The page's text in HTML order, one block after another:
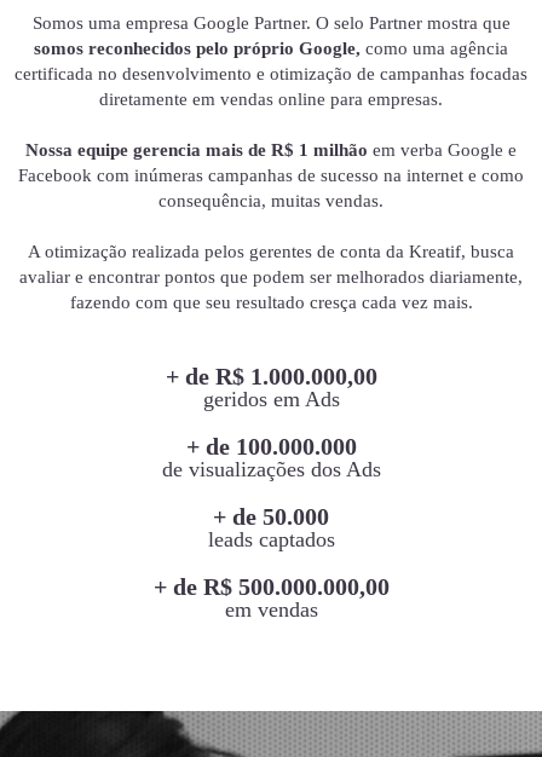
Somos uma empresa Google Partner. O selo Partner mostra que
somos reconhecidos pelo próprio Google, como uma agência
certificada no desenvolvimento e otimização de campanhas focadas
diretamente em vendas online para empresas.
Nossa equipe gerencia mais de R$ 1 milhão em verba Google e
Facebook com inúmeras campanhas de sucesso na internet e como
consequência, muitas vendas.
A otimização realizada pelos gerentes de conta da Kreatif, busca
avaliar e encontrar pontos que podem ser melhorados diariamente,
fazendo com que seu resultado cresça cada vez mais.
+ de R$ 1.000.000,00
geridos em Ads
+ de 100.000.000
de visualizações dos Ads
+ de 50.000
leads captados
+ de R$ 500.000.000,00
em vendas